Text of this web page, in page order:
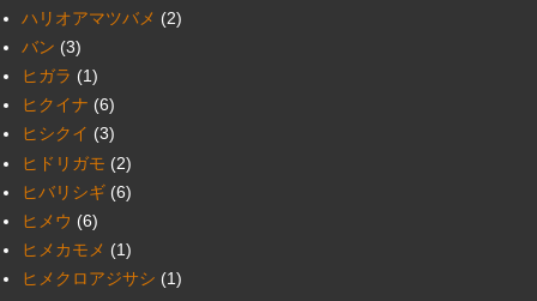
ハリオアマツバメ (2)
バン (3)
ヒガラ (1)
ヒクイナ (6)
ヒシクイ (3)
ヒドリガモ (2)
ヒバリシギ (6)
ヒメウ (6)
ヒメカモメ (1)
ヒメクロアジサシ (1)